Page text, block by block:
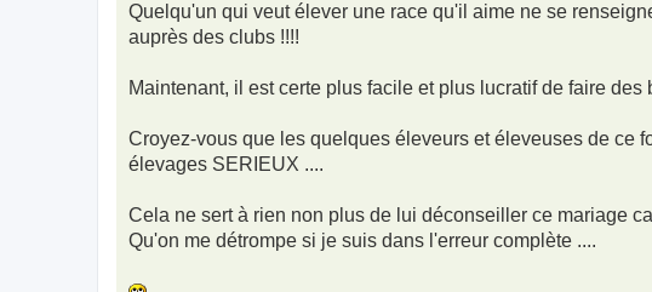
Quelqu'un qui veut élever une race qu'il aime ne se
auprès des clubs !!!!
Maintenant, il est certe plus facile et plus lucratif de faire
Croyez-vous que les quelques éleveurs et éleveuses de ce
élevages SERIEUX ....
Cela ne sert à rien non plus de lui déconseiller ce mariage
Qu'on me détrompe si je suis dans l'erreur complète ....